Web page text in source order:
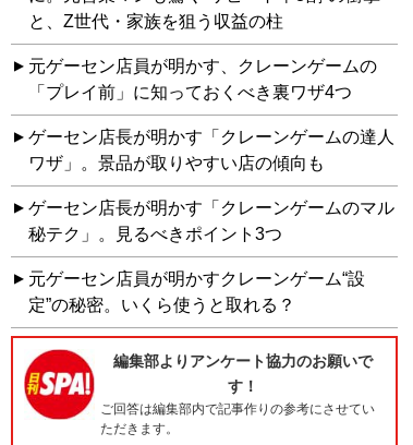
と、Z世代・家族を狙う収益の柱
元ゲーセン店員が明かす、クレーンゲームの
「プレイ前」に知っておくべき裏ワザ4つ
ゲーセン店長が明かす「クレーンゲームの達人
ワザ」。景品が取りやすい店の傾向も
ゲーセン店長が明かす「クレーンゲームのマル
秘テク」。見るべきポイント3つ
元ゲーセン店員が明かすクレーンゲーム“設
定”の秘密。いくら使うと取れる？